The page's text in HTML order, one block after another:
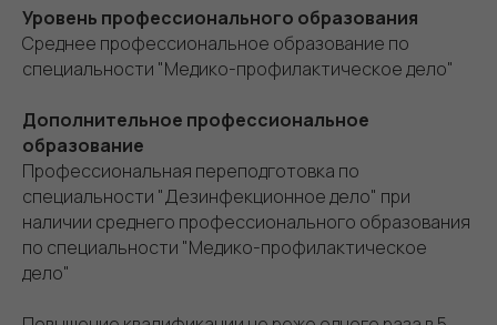
Уровень профессионального образования
Среднее профессиональное образование по
специальности "Медико-профилактическое дело"
Дополнительное профессиональное
образование
Профессиональная переподготовка по
специальности "Дезинфекционное дело" при
наличии среднего профессионального образования
по специальности "Медико-профилактическое
дело"